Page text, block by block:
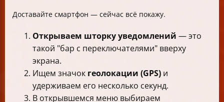
Доставайте смартфон — сейчас всё покажу.
Открываем шторку уведомлений — это
такой "бар с переключателями" вверху
экрана.
Ищем значок геолокации (GPS) и
удерживаем его несколько секунд.
В открывшемся меню выбираем